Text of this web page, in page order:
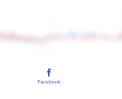
Facebook